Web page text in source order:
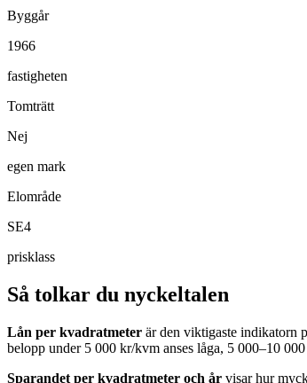
Byggår
1966
fastigheten
Tomträtt
Nej
egen mark
Elområde
SE4
prisklass
Så tolkar du nyckeltalen
Lån per kvadratmeter är den viktigaste indikatorn
belopp under 5 000 kr/kvm anses låga, 5 000–10
Sparandet per kvadratmeter och år visar hur